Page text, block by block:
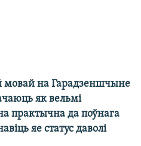
мовай на Гарадзеншчыне
як вельмі
практычна да поўнага
яе статус даволі